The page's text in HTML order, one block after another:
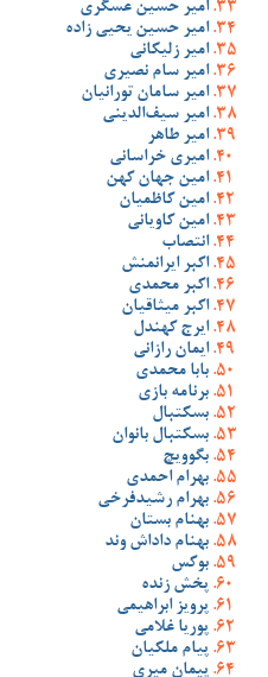
امیر حسین عسگری
امیر حسین یحیی زاده
امیر زلیکانی
امیر سام نصیری
امیر سامان تورانیان
امیر سیف‌الدینی
امیر طاهر
امیری خراسانی
امین جهان کهن
امین کاظمیان
امین کاویانی
انتصاب
اکبر ایرانمنش
اکبر محمدی
اکبر میثاقیان
ایرج کهندل
ایمان رازانی
بابا محمدی
برنامه بازی
بسکتبال
بسکتبال بانوان
بگوویچ
بهرام احمدی
بهرام رشیدفرخی
بهنام بستان
بهنام داداش وند
بوکس
پخش زنده
پرویز ابراهیمی
پوریا غلامی
پیام ملکیان
پیمان میری